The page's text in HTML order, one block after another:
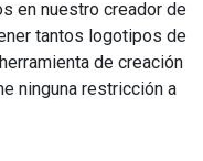
en nuestro creador de
tantos logotipos de
de creación
ninguna restricción a